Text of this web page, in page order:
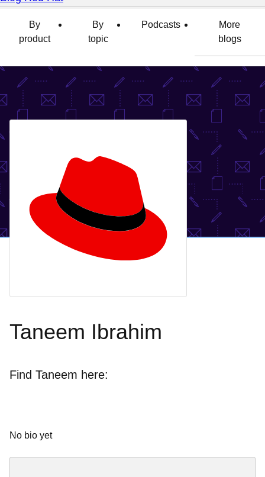
la
langueBy
product
By
topic
Podcasts
More
blogs
Taneem Ibrahim
Find Taneem here:
No bio yet